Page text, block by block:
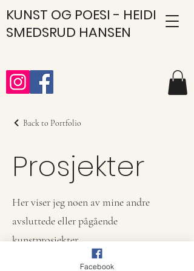
KUNST OG POESI - HEIDI
SMEDSRUD HANSEN
Back to Portfolio
Prosjekter
Her viser jeg noen av mine andre
avsluttede eller pågående
kunstprosjekter.
Facebook